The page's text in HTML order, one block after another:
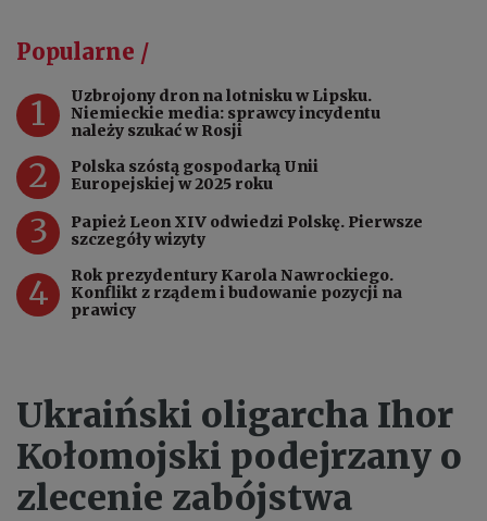
Popularne /
1
Uzbrojony dron na lotnisku w Lipsku.
Niemieckie media: sprawcy incydentu
należy szukać w Rosji
2
Polska szóstą gospodarką Unii
Europejskiej w 2025 roku
3
Papież Leon XIV odwiedzi Polskę. Pierwsze
szczegóły wizyty
4
Rok prezydentury Karola Nawrockiego.
Konflikt z rządem i budowanie pozycji na
prawicy
Ukraiński oligarcha Ihor
Kołomojski podejrzany o
zlecenie zabójstwa